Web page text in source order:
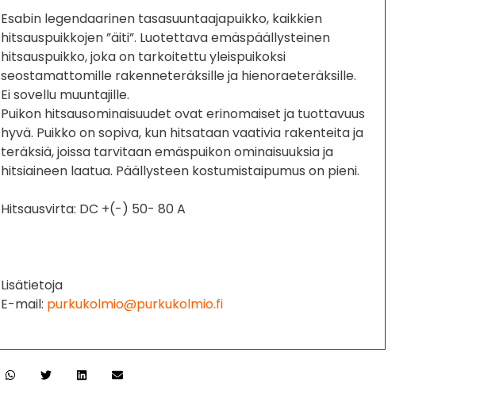
Esabin legendaarinen tasasuuntaajapuikko, kaikkien
hitsauspuikkojen ”äiti”. Luotettava emäspäällysteinen
hitsauspuikko, joka on tarkoitettu yleispuikoksi
seostamattomille rakenneteräksille ja hienoraeteräksille.
Ei sovellu muuntajille.
Puikon hitsausominaisuudet ovat erinomaiset ja tuottavuus
hyvä. Puikko on sopiva, kun hitsataan vaativia rakenteita ja
teräksiä, joissa tarvitaan emäspuikon ominaisuuksia ja
hitsiaineen laatua. Päällysteen kostumistaipumus on pieni.
Hitsausvirta: DC +(-) 50- 80 A
Lisätietoja
E-mail: purkukolmio@purkukolmio.fi